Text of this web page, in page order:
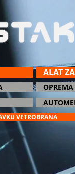
VETROBRANA
ALAT